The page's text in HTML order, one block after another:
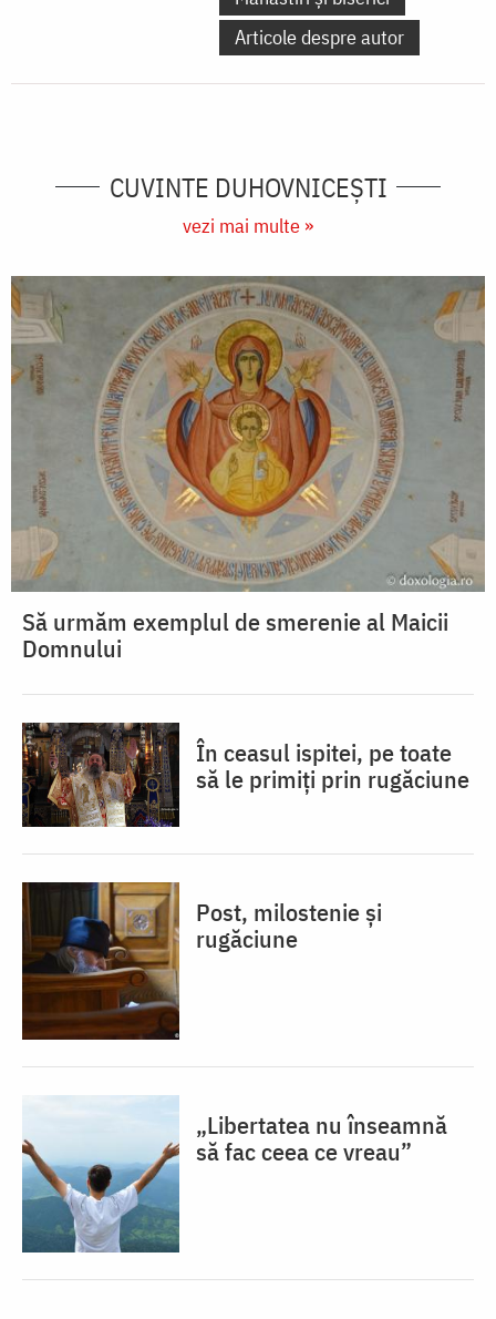
Articole despre autor
CUVINTE DUHOVNICEȘTI
vezi mai multe »
Să urmăm exemplul de smerenie al Maicii
Domnului
În ceasul ispitei, pe toate
să le primiți prin rugăciune
Post, milostenie și
rugăciune
„Libertatea nu înseamnă
să fac ceea ce vreau”